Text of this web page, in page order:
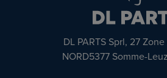
DL PARTS Sprl, 27
NORD5377 Somme-